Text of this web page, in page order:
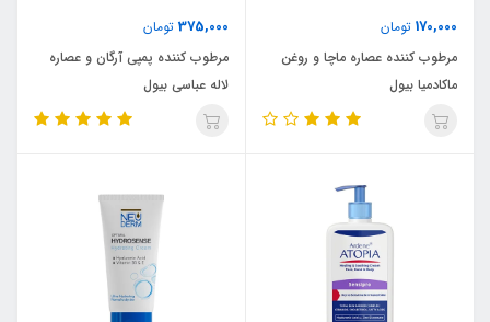
170,000 تومان
مرطوب کننده عصاره ماچا و روغن
ماکادمیا بیول
375,000 تومان
مرطوب کننده پمپی آرگان و عصاره
لاله عباسی بیول